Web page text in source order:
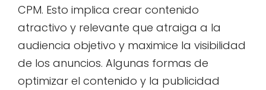
CPM. Esto implica crear contenido
atractivo y relevante que atraiga a la
audiencia objetivo y maximice la visibilidad
de los anuncios. Algunas formas de
optimizar el contenido y la publicidad